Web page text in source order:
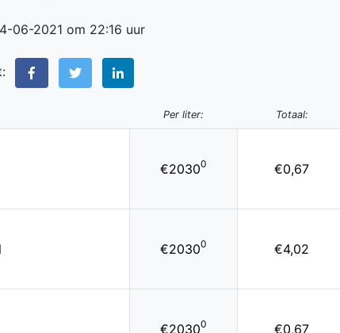
06-2021 om 22:16 uur
Per liter: Totaal:
€20300 €0,67
€20300 €4,02
€20300 €0,67